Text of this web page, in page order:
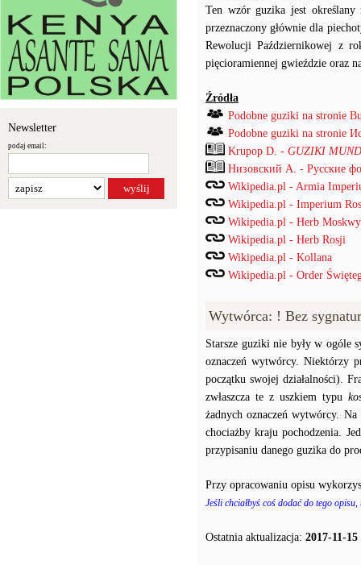
Newsletter
podaj email:
Ten wzór guzika jest
przeznaczony głównie dla
Rewolucji Październikowej z
pięcioramiennej gwieździe oraz
Źródła
Podobne guziki na stronie
Podobne guziki na stronie
Krupop D. - GUZIKI
Низовский А. - Русские
Wikipedia.pl - Armia
Wikipedia.pl - Imperium
Wikipedia.pl - Herb Moskwy
Wikipedia.pl - Herb Rosji
Wikipedia.pl - Kollana
Wikipedia.pl - Order
Wytwórca: ! Bez
Starsze guziki nie były w ogóle
oznaczeń wytwórcy. Niektórzy
początku swojej działalności).
zwłaszcza te z uszkiem typu
żadnych oznaczeń wytwórcy.
chociażby kraju pochodzenia.
przypisaniu danego guzika do
Przy opracowaniu opisu
Jeśli chciałbyś coś dodać do tego
Ostatnia aktualizacja: 2017-11-15